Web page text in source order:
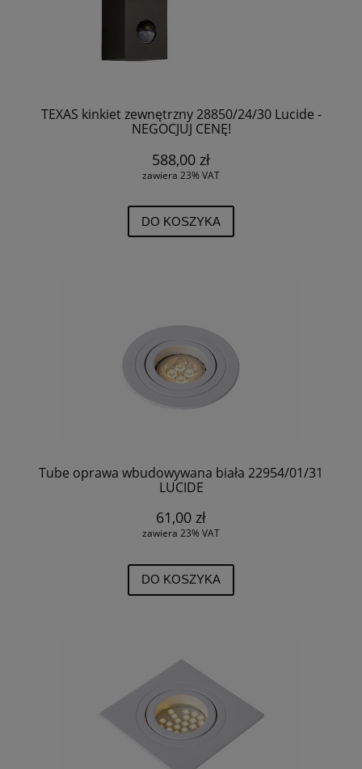
TEXAS kinkiet zewnętrzny 28850/24/30 Lucide -
NEGOCJUJ CENĘ!
588,00 zł
zawiera 23% VAT
DO KOSZYKA
Tube oprawa wbudowywana biała 22954/01/31
LUCIDE
61,00 zł
zawiera 23% VAT
DO KOSZYKA